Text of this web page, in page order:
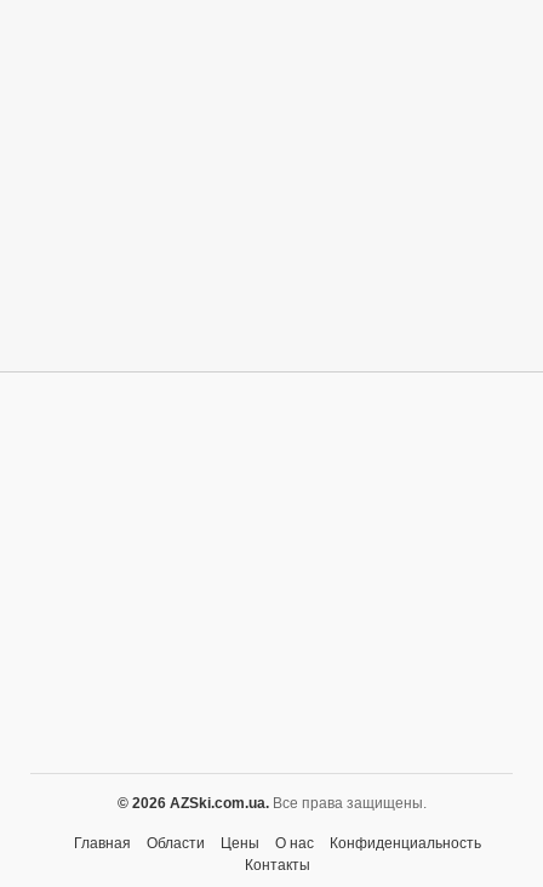
© 2026 AZSki.com.ua.Все права защищены.
Главная Области Цены О нас
Конфиденциальность
Контакты